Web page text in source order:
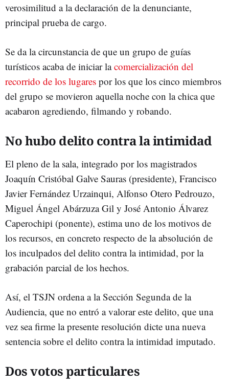
verosimilitud a la declaración de la denunciante,
principal prueba de cargo.
Se da la circunstancia de que un grupo de guías
turísticos acaba de iniciar lacomercialización del
recorrido de los lugares por los que los cinco miembros
del grupo se movieron aquella noche con la chica que
acabaron agrediendo, filmando y robando.
No hubo delito contra la intimidad
El pleno de la sala, integrado por los magistrados
Joaquín Cristóbal Galve Sauras (presidente), Francisco
Javier Fernández Urzainqui, Alfonso Otero Pedrouzo,
Miguel Ángel Abárzuza Gil y José Antonio Álvarez
Caperochipi (ponente), estima uno de los motivos de
los recursos, en concreto respecto de la absolución de
los inculpados del delito contra la intimidad, por la
grabación parcial de los hechos.
Así, el TSJN ordena a la Sección Segunda de la
Audiencia, que no entró a valorar este delito, que una
vez sea firme la presente resolución dicte una nueva
sentencia sobre el delito contra la intimidad imputado.
Dos votos particulares